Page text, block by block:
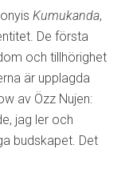
Kumukanda,
De första
och tillhörighet
är upplagda
av Özz Nujen:
jag ler och
budskapet. Det